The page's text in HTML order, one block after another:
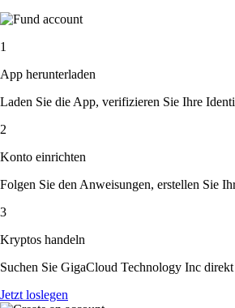
1
App herunterladen
Laden Sie die App, verifizieren Sie Ihre
2
Konto einrichten
Folgen Sie den Anweisungen, erstellen Sie
3
Kryptos handeln
Suchen Sie GigaCloud Technology Inc
Jetzt loslegen